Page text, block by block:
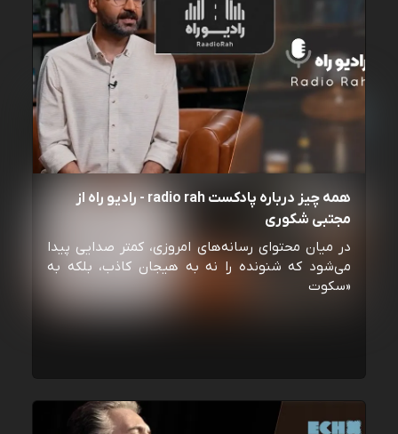
همه چیز درباره پادکست radio rah - رادیو راه از
مجتبی شکوری
در میان محتوای رسانه‌های امروزی، کمتر صدایی پیدا
می‌شود که شنونده را نه به هیجان کاذب، بلکه به
«سکوت